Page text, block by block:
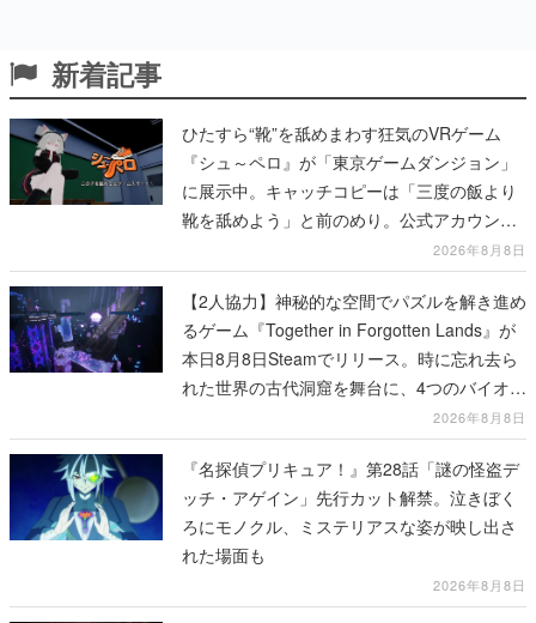
新着記事
ひたすら“靴”を舐めまわす狂気のVRゲーム
『シュ～ペロ』が「東京ゲームダンジョン」
に展示中。キャッチコピーは「三度の飯より
靴を舐めよう」と前のめり。公式アカウント
も開設され、2026年リリースに向けて開発中
2026年8月8日
【2人協力】神秘的な空間でパズルを解き進め
るゲーム『Together in Forgotten Lands』が
本日8月8日Steamでリリース。時に忘れ去ら
れた世界の古代洞窟を舞台に、4つのバイオー
2026年8月8日
『名探偵プリキュア！』第28話「謎の怪盗デ
ッチ・アゲイン」先行カット解禁。泣きぼく
ろにモノクル、ミステリアスな姿が映し出さ
れた場面も
2026年8月8日